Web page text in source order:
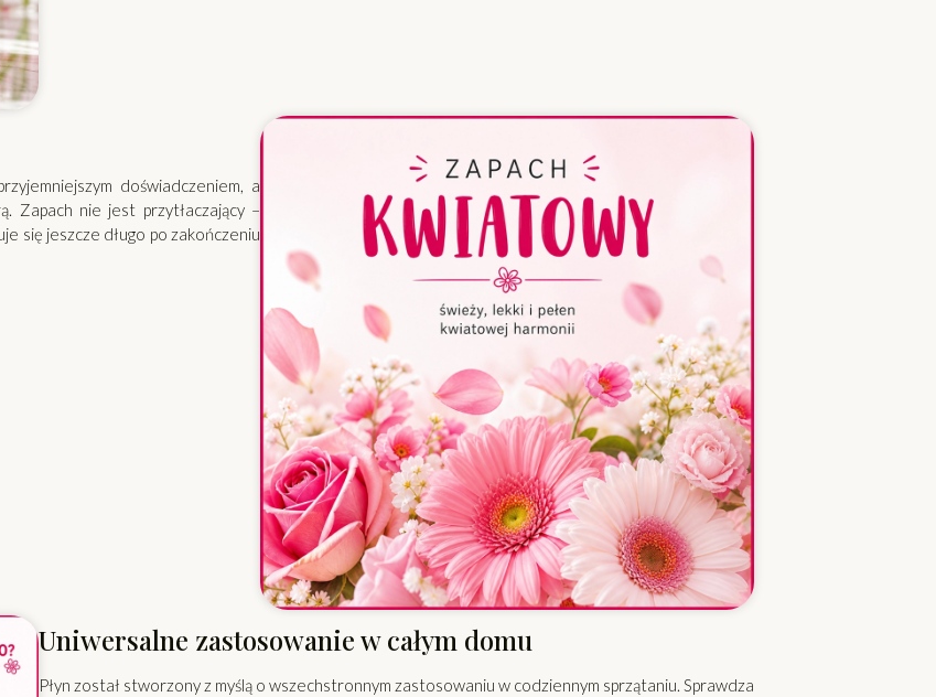
doświadczeniem, a
Zapach nie jest przytłaczający –
się jeszcze długo po zakończeniu
Uniwersalne zastosowanie w całym domu
Płyn został stworzony z myślą o wszechstronnym zastosowaniu w codziennym sprzątaniu. Sprawdza